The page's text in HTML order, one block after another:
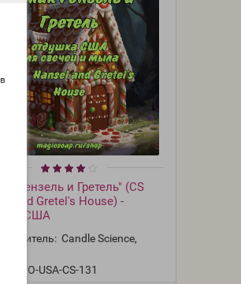
Гензель и Гретель" (CS
and Gretel's House) -
США
Candle Science,
FO-USA-CS-131